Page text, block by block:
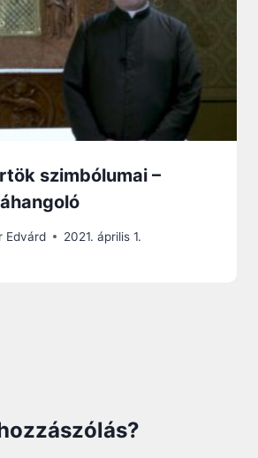
szimbólumai –
Edvárd 2021. április 1.